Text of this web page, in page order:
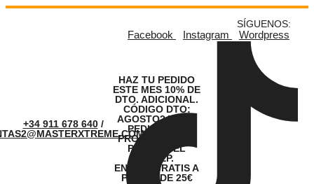
+34 911 678 640/
HAZ TU PEDIDO
ESTE MES 10% DE
DTO. ADICIONAL.
CÓDIGO DTO:
AGOSTO24. LOS
PEDIDOS SE
PROCESARÁN A
PARTIR DEL
01.SEP.
ENVÍOS GRATIS A
PARTIR DE 25€
SÍGUENOS:
Facebook Instagram Wordpress